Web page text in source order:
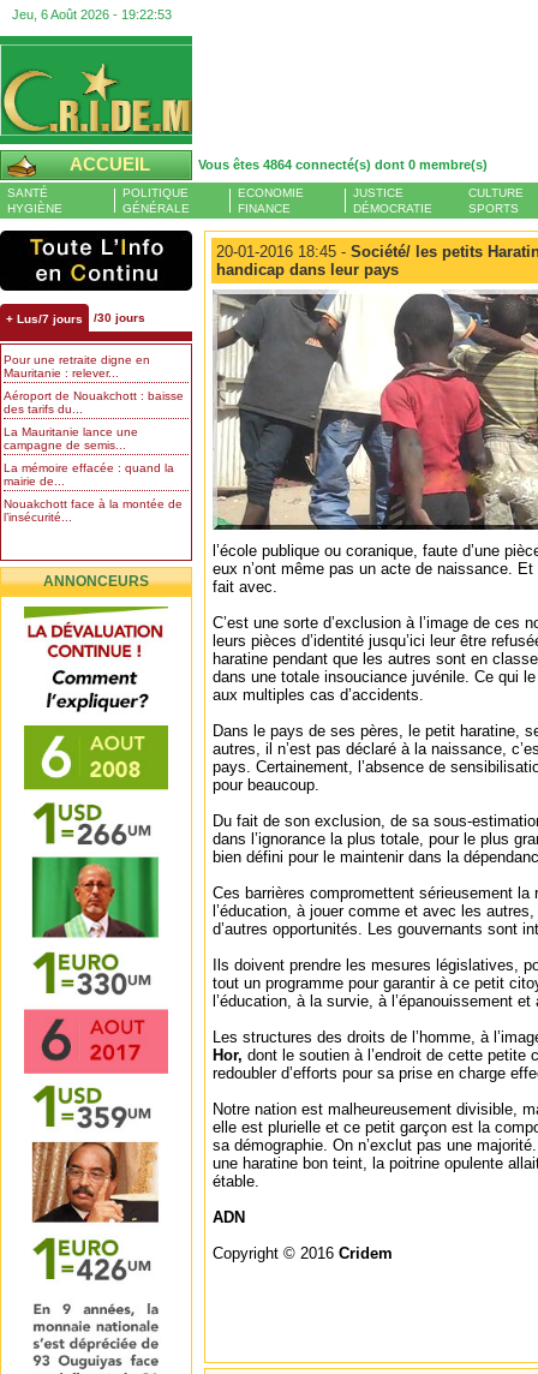
Jeu, 6 Août 2026 - 19:22:53
ACCUEIL Vous êtes 4864 connecté(s) dont 0 membre(s)
SANTÉ
HYGIÈNE
POLITIQUE
GÉNÉRALE
ECONOMIE
FINANCE
JUSTICE
DÉMOCRATIE
CULTURE
SPORTS
+ Lus/7 jours /30 jours
Pour une retraite digne en
Mauritanie : relever...
Aéroport de Nouakchott : baisse
des tarifs du...
La Mauritanie lance une
campagne de semis...
La mémoire effacée : quand la
mairie de...
Nouakchott face à la montée de
l’insécurité...
ANNONCEURS
20-01-2016 18:45 - Société/ les petits
handicap dans leur pays
l’école publique ou coranique, faute d’une
eux n’ont même pas un acte de naissance.
fait avec.
C’est une sorte d’exclusion à l’image de ces
leurs pièces d’identité jusqu’ici leur être
haratine pendant que les autres sont en
dans une totale insouciance juvénile. Ce qui
aux multiples cas d’accidents.
Dans le pays de ses pères, le petit haratine,
autres, il n’est pas déclaré à la naissance,
pays. Certainement, l’absence de
pour beaucoup.
Du fait de son exclusion, de sa sous-
dans l’ignorance la plus totale, pour le plus
bien défini pour le maintenir dans la
Ces barrières compromettent sérieusement la
l’éducation, à jouer comme et avec les
d’autres opportunités. Les gouvernants sont
Ils doivent prendre les mesures législatives,
tout un programme pour garantir à ce petit
l’éducation, à la survie, à l’épanouissement et
Les structures des droits de l’homme, à
Hor, dont le soutien à l’endroit de cette petite
redoubler d’efforts pour sa prise en charge
Notre nation est malheureusement divisible,
elle est plurielle et ce petit garçon est la
sa démographie. On n’exclut pas une
une haratine bon teint, la poitrine opulente
étable.
ADN
Copyright © 2016 Cridem